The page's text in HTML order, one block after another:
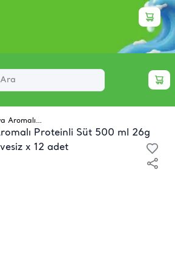
Pınar Vanilya Aromalı Proteinli Süt 500 ml 26g Protein, Şeker İlavesiz x 12 adet